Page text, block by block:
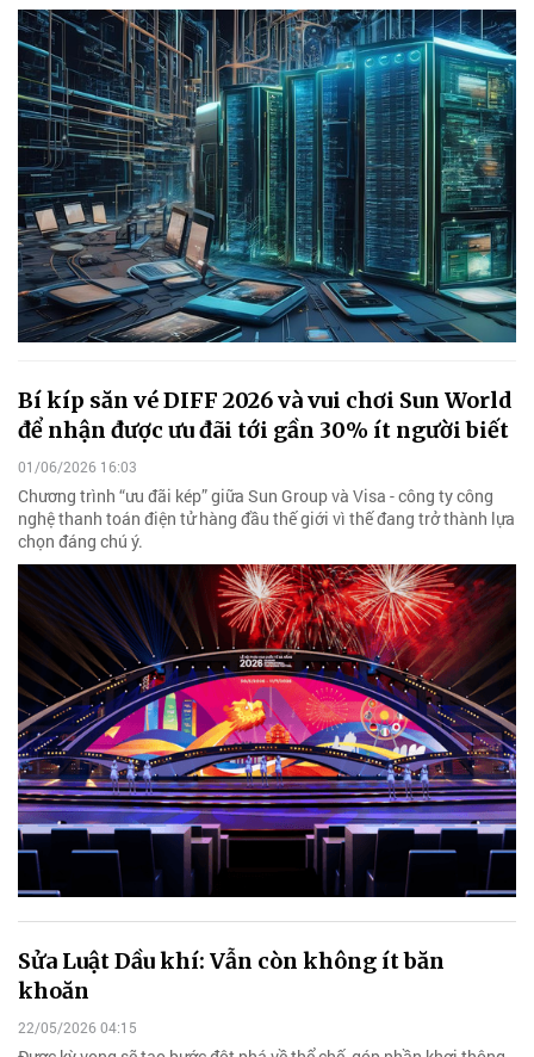
Bí kíp săn vé DIFF 2026 và vui chơi Sun World
để nhận được ưu đãi tới gần 30% ít người biết
01/06/2026 16:03
Chương trình “ưu đãi kép” giữa Sun Group và Visa - công ty công
nghệ thanh toán điện tử hàng đầu thế giới vì thế đang trở thành lựa
chọn đáng chú ý.
Sửa Luật Dầu khí: Vẫn còn không ít băn
khoăn
22/05/2026 04:15